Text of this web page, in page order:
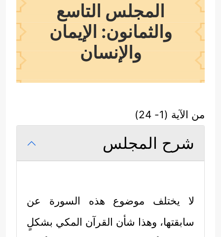
المجلس التاسع
والثمانون: الإيمان
والإنسان
من الآية (1- 24)
شرح المجلس
لا يختلف موضوع هذه السورة عن
سابقتها، وهذا شأن القرآن المكي بشكلٍ